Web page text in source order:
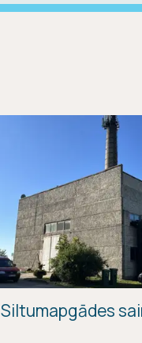
Siltumapgādes